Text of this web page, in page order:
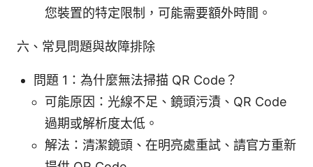
您裝置的特定限制，可能需要額外時間。
六、常見問題與故障排除
問題 1：為什麼無法掃描 QR Code？
可能原因：光線不足、鏡頭污漬、QR Code
過期或解析度太低。
解法：清潔鏡頭、在明亮處重試、請官方重新